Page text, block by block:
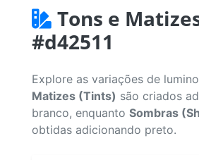
Tons e
#d42511
Explore as variações de
Matizes (Tints) são criados
branco, enquanto Sombras
obtidas adicionando preto.